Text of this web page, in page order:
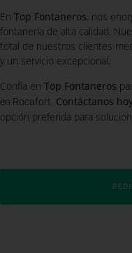
En Top Fontaneros, nos
fontanería de alta calidad.
total de nuestros clientes
y un servicio excepcional.
Confía en Top Fontaneros
en Rocafort. Contáctanos
opción preferida para